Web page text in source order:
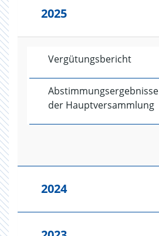
2025
Vergütungsbericht
Abstimmungsergebnisse
der Hauptversammlung
2024